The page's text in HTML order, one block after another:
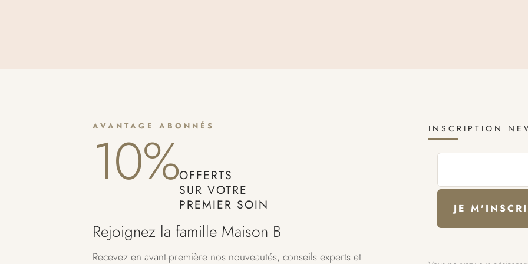
AVANTAGE ABONNÉS
10%OFFERTS
SUR VOTRE
PREMIER SOIN
Rejoignez la famille Maison B
Recevez en avant-première nos nouveautés, conseils experts et
INSCRIPTION